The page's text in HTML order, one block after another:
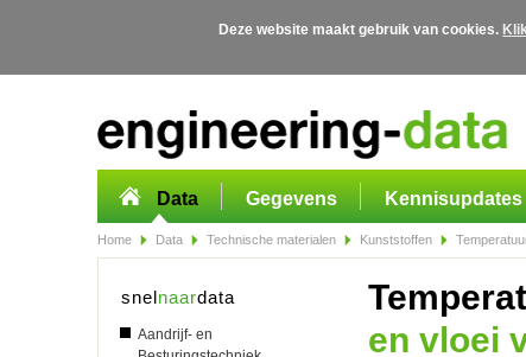
Deze website maakt gebruik van cookies.
Data Gegevens Kennisupdates
Home Data Technische materialen Kunststoffen
snelnaardata
Aandrijf- en
en vloei